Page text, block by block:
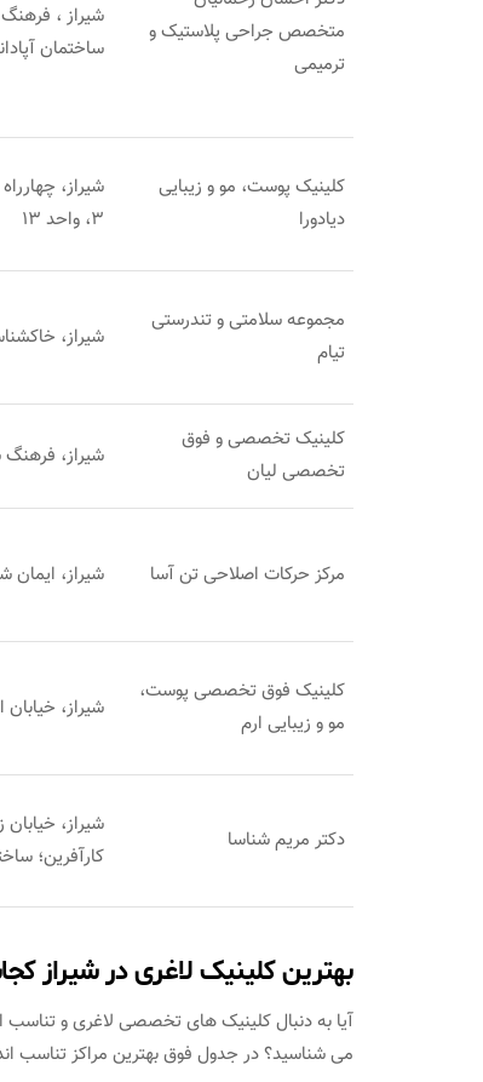
متخصص جراحی پلاستیک و
ترمیمی
ساختمان
کلینیک پوست، مو و زیبایی
دیادورا
شیراز،
3، واحد 13
مجموعه سلامتی و تندرستی
تیام
شیراز، خاکشناسی
کلینیک تخصصی و فوق
تخصصی لیان
شیراز، فرهنگ شهر، کوچه
مرکز حرکات اصلاحی تن آسا شیراز،
کلینیک فوق تخصصی پوست،
مو و زیبایی ارم
شیراز، خیابان
دکتر مریم شناسا
شیراز،
کارآفرین؛
بهترین کلینیک لاغری در شیراز
آیا به دنبال کلینیک های تخصصی لاغری و تناسب
می شناسید؟ در جدول فوق بهترین مراکز تناسب